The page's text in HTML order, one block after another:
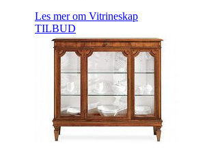
Les mer om Vitrineskap
TILBUD